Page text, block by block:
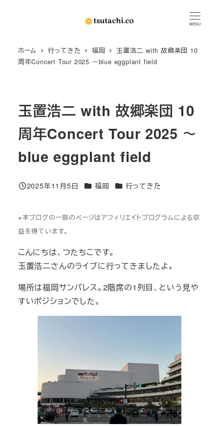
MENU
ホーム 行ってきた 福岡
玉置浩二 with 故郷楽団 10
周年Concert Tour 2025 ～blue eggplant field
玉置浩二 with 故郷楽団 10
周年Concert Tour 2025 ～
blue eggplant field
投稿日
2025年11月5日 カテゴリー
福岡 カテゴリー
行ってきた
※本ブログの一部のページはアフィリエイトプログラムによる収
益を得ています。
こんにちは、つたちこです。
玉置浩二さんのライブに行ってきましたよ。
場所は福岡サンパレス。2階席の1列目、という見や
すいポジションでした。